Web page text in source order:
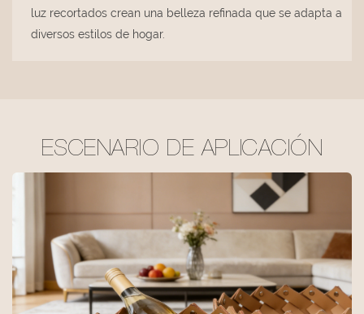
luz recortados crean una belleza refinada que se adapta a
diversos estilos de hogar.
ESCENARIO DE APLICACIÓN